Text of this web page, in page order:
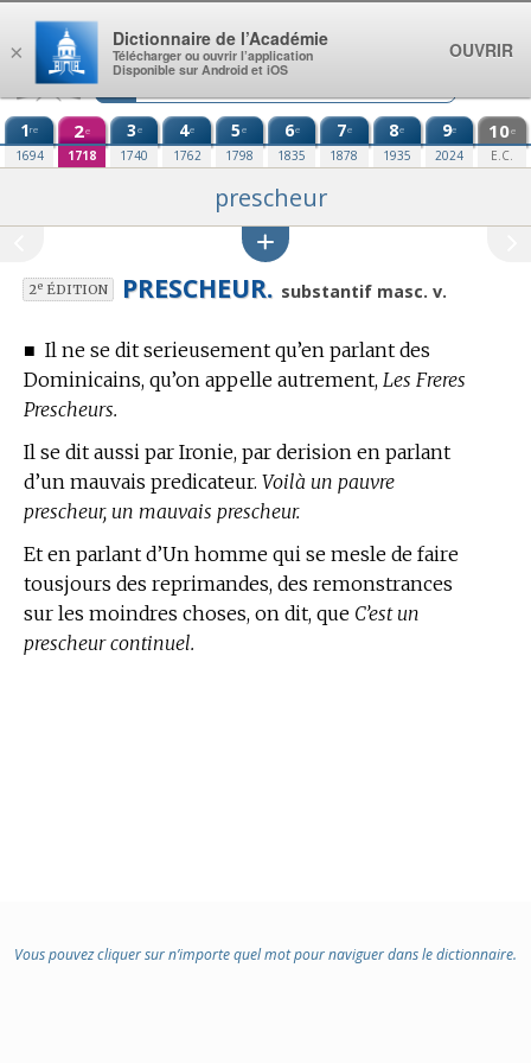
Aller au contenu
1re
1694
2e
1718
3e
1740
4e
1762
5e
1798
6e
1835
7e
1878
8e
1935
9e
2024
10e
E.C.
prescheur
2eÉDITION PRESCHEUR. substantif masc. v.
■ Il ne se dit serieusement qu’en parlant des
Dominicains, qu’on appelle autrement, Les Freres
Prescheurs.
Il se dit aussi par Ironie, par derision en parlant
d’un mauvais predicateur. Voilà un pauvre
prescheur, un mauvais prescheur.
Et en parlant d’Un homme qui se mesle de faire
tousjours des reprimandes, des remonstrances
sur les moindres choses, on dit, que C’est un
prescheur continuel.
Vous pouvez cliquer sur n’importe quel mot pour naviguer dans le dictionnaire.
×
Dictionnaire de l’Académie
Télécharger ou ouvrir l’application
Disponible sur Android et iOS
OUVRIR